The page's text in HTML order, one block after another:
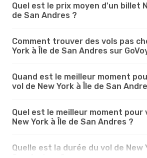
Quel est le prix moyen d'un billet
de San Andres ?
Comment trouver des vols pas
York à Île de San Andres sur
Quand est le meilleur moment
vol de New York à Île de San
Quel est le meilleur moment pour
New York à Île de San Andres ?
Quelle est la durée du vol de New